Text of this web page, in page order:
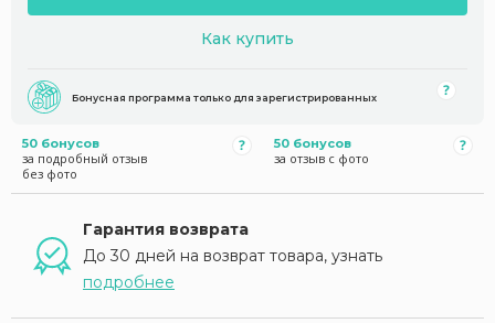
Как купить
Бонусная программа только для зарегистрированных
50 бонусов
за подробный отзыв
без фото
50 бонусов
за отзыв с фото
Гарантия возврата
До 30 дней на возврат товара, узнать
подробнее